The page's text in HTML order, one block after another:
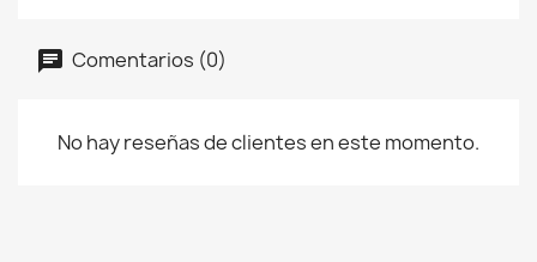
Comentarios (0)
No hay reseñas de clientes en este momento.